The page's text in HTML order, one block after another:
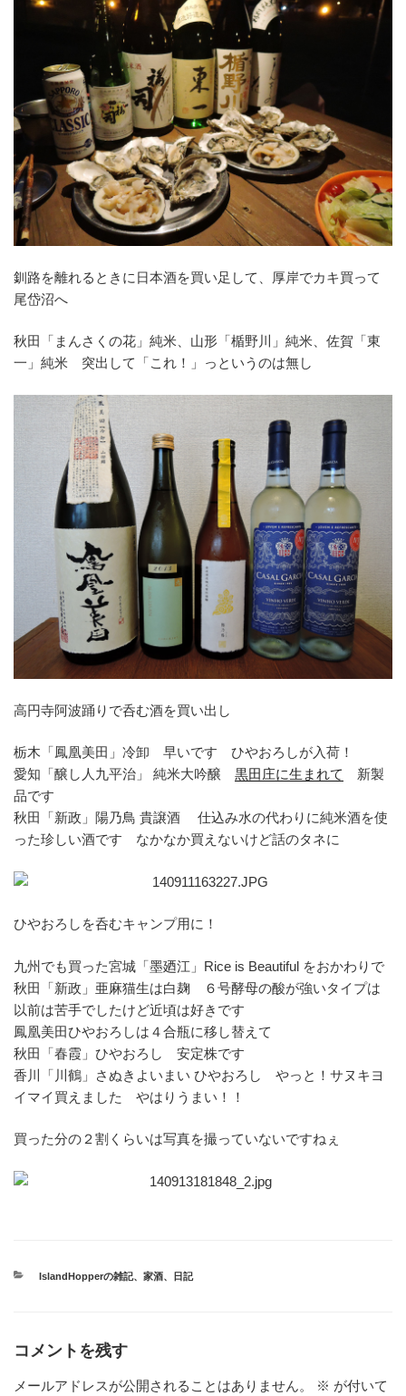
釧路を離れるときに日本酒を買い足して、厚岸でカキ買って
尾岱沼へ
秋田「まんさくの花」純米、山形「楯野川」純米、佐賀「東
一」純米 突出して「これ！」っというのは無し
高円寺阿波踊りで呑む酒を買い出し
栃木「鳳凰美田」冷卸 早いです ひやおろしが入荷！
愛知「醸し人九平治」 純米大吟醸 黒田庄に生まれて
新製
品です
秋田「新政」陽乃鳥 貴譲酒 仕込み水の代わりに純米酒を使
った珍しい酒です なかなか買えないけど話のタネに
ひやおろしを呑むキャンプ用に！
九州でも買った宮城「墨廼江」Rice is Beautiful をおかわりで
秋田「新政」亜麻猫生は白麹 ６号酵母の酸が強いタイプは
以前は苦手でしたけど近頃は好きです
鳳凰美田ひやおろしは４合瓶に移し替えて
秋田「春霞」ひやおろし 安定株です
香川「川鶴」さぬきよいまい ひやおろし やっと！サヌキヨ
イマイ買えました やはりうまい！！
買った分の２割くらいは写真を撮っていないですねぇ
カIslandHopperの雑記、 家酒、 日記
コメントを残す
メールアドレスが公開されることはありません。 ※ が付いて